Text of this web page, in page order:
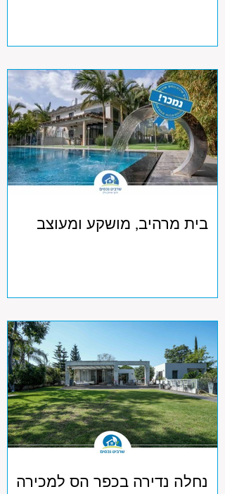
בית מרהיב, מושקע ומעוצב
נחלה נדירה בכפר הס למכירה